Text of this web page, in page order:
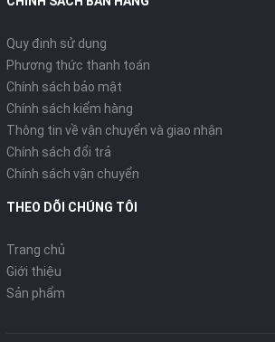
Quy định sử dụng
Phương thức thanh toán
Chính sách bảo mật
Chính sách kiểm hàng
Thông tin về vận chuyển và giao nhận
Chính sách đổi trả
Chính sách vận chuyển
THEO DÕI CHÚNG TÔI
Trang chủ
Giới thiệu
Sản phẩm